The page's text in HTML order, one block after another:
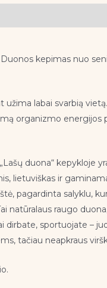
kepimas nuo
labai svarbią
organizmo
duona“ kepykloje
lietuviškas ir
pagardinta salyklu,
natūralaus raugo
dirbate, sportuojate –
tačiau neapkraus